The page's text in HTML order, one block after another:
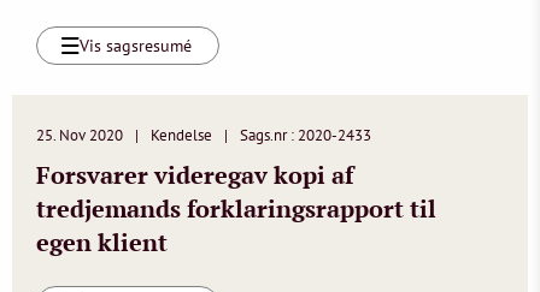
Vis sagsresumé
25. Nov 2020 Kendelse Sags.nr : 2020-2433
Forsvarer videregav kopi af
tredjemands forklaringsrapport til
egen klient